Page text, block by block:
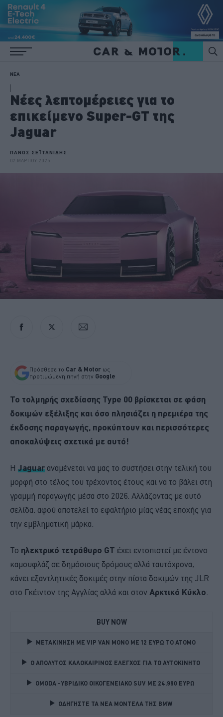
ΝΕΑ
Νέες λεπτομέρειες για το
επικείμενο Super-GT της
Jaguar
ΠΑΝΟΣ ΣΕΪΤΑΝΙΔΗΣ
07 ΜΑΡΤΙΟΥ 2025
Πρόσθεσε το Car & Motor ως
προτιμώμενη πηγή στην Google
Το τολμηρής σχεδίασης Type 00 βρίσκεται σε φάση
δοκιμών εξέλιξης και όσο πλησιάζει η πρεμιέρα της
έκδοσης παραγωγής, προκύπτουν και περισσότερες
αποκαλύψεις σχετικά με αυτό!
Η Jaguar αναμένεται να μας το συστήσει στην τελική του
μορφή στο τέλος του τρέχοντος έτους και να το βάλει στη
γραμμή παραγωγής μέσα στο 2026. Αλλάζοντας με αυτό
σελίδα, αφού αποτελεί το εφαλτήριο μίας νέας εποχής για
την εμβληματική μάρκα.
Το ηλεκτρικό τετράθυρο GT έχει εντοπιστεί με έντονο
καμουφλάζ σε δημόσιους δρόμους αλλά ταυτόχρονα,
κάνει εξαντλητικές δοκιμές στην πίστα δοκιμών της JLR
στο Γκέιντον της Αγγλίας αλλά και στον Αρκτικό Κύκλο
BUY NOW
ΜΕΤΑΚΙΝΗΣΗ ΜΕ VIP VAN ΜΟΝΟ ΜΕ 12 ΕΥΡΩ ΤΟ ΑΤΟΜΟ
Ο ΑΠΟΛΥΤΟΣ ΚΑΛΟΚΑΙΡΙΝΟΣ ΕΛΕΓΧΟΣ ΓΙΑ ΤΟ ΑΥΤΟΚΙΝΗΤΟ
OMODA -ΥΒΡΙΔΙΚΟ ΟΙΚΟΓΕΝΕΙΑΚΟ SUV ME 24.990 ΕΥΡΩ
ΟΔΗΓΗΣΤΕ ΤΑ ΝΕΑ ΜΟΝΤΕΛΑ ΤΗΣ BMW